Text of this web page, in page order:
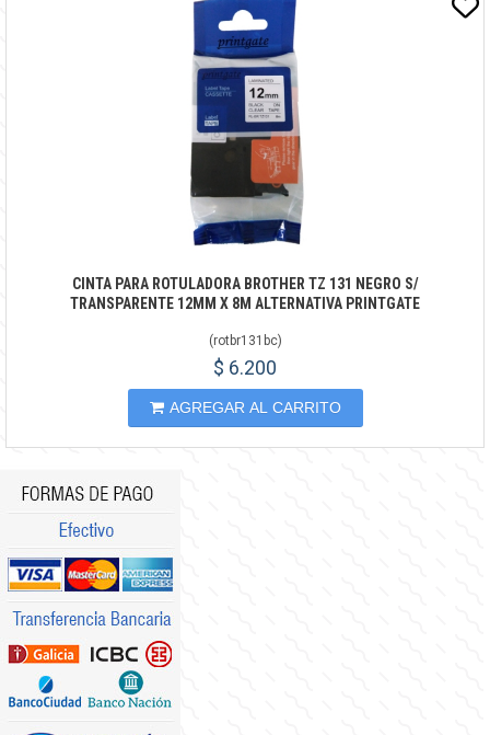
CINTA PARA ROTULADORA BROTHER TZ 131 NEGRO S/
TRANSPARENTE 12MM X 8M ALTERNATIVA PRINTGATE
(rotbr131bc)
$ 6.200
AGREGAR AL CARRITO